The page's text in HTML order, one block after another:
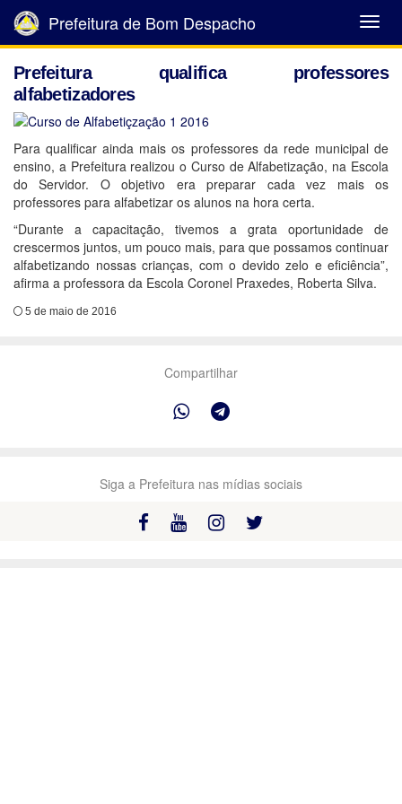
Abrir
Menu
Prefeitura de Bom Despacho
Prefeitura qualifica professores
alfabetizadores
Para qualificar ainda mais os professores da rede municipal de
ensino, a Prefeitura realizou o Curso de Alfabetização, na Escola
do Servidor. O objetivo era preparar cada vez mais os
professores para alfabetizar os alunos na hora certa.
“Durante a capacitação, tivemos a grata oportunidade de
crescermos juntos, um pouco mais, para que possamos continuar
alfabetizando nossas crianças, com o devido zelo e eficiência”,
afirma a professora da Escola Coronel Praxedes, Roberta Silva.
5 de maio de 2016
Compartilhar
Siga a Prefeitura nas mídias sociais